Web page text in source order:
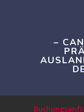
–